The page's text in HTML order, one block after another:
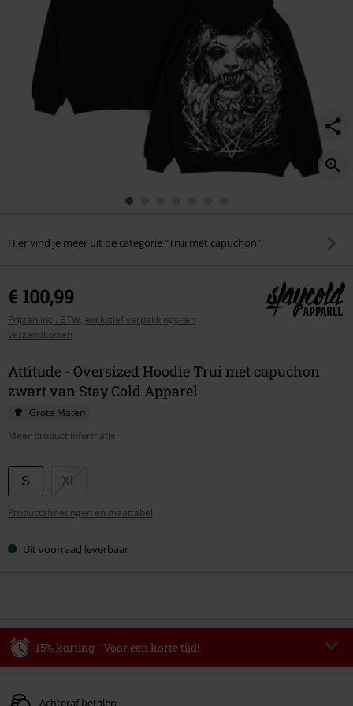
Hier vind je meer uit de categorie "Trui met capuchon"
€ 100,99
Prijzen incl. BTW, exclusief verpakkings- en
verzendkosten
Attitude - Oversized Hoodie Trui met capuchon
zwart van Stay Cold Apparel
Grote Maten
Meer product informatie
Kies
je
maat
S XL
Productafmetingen en maattabel
Uit voorraad leverbaar
15% korting - Voor een korte tijd!
Geldig t/m 09-08-2026
Achteraf betalen